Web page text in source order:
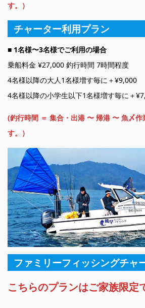
す。）
チャーター利用プラン
■ 1名様〜3名様でご利用の場合
乗船料金 ¥27,000 釣行時間 7時間程度
4名様以降の大人1名様増す毎に＋¥9,000
4名様以降の小学生以下1名様増す毎に＋
(釣行時間 ＝ 集合・出港 〜 帰港 〜 魚〆作
す。）
ファミリーフィッシングチャ
こちらのプランはご家族限定